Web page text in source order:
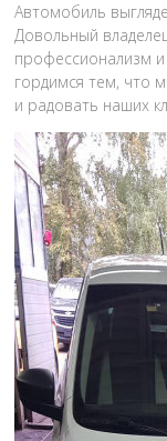
Автомобиль
Довольный
профессионализм
гордимся тем, что
и радовать наших